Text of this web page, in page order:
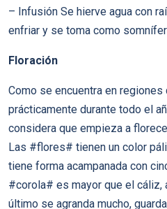
– Infusión Se hierve agua con
enfriar y se toma como
Floración
Como se encuentra en
prácticamente durante todo el
considera que empieza a
Las #flores# tienen un color
tiene forma acampanada con
#corola# es mayor que el cáliz,
último se agranda mucho,